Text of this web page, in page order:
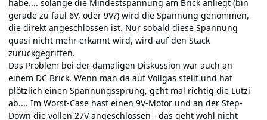
habe.... solange die Mindestspannung am Brick anliegt (bin
gerade zu faul 6V, oder 9V?) wird die Spannung genommen,
die direkt angeschlossen ist. Nur sobald diese Spannung
quasi nicht mehr erkannt wird, wird auf den Stack
zurückgegriffen.
Das Problem bei der damaligen Diskussion war auch an
einem DC Brick. Wenn man da auf Vollgas stellt und hat
plötzlich einen Spannungssprung, geht mal richtig die Lutzi
ab.... Im Worst-Case hast einen 9V-Motor und an der Step-
Down die vollen 27V angeschlossen - das geht wohl nicht